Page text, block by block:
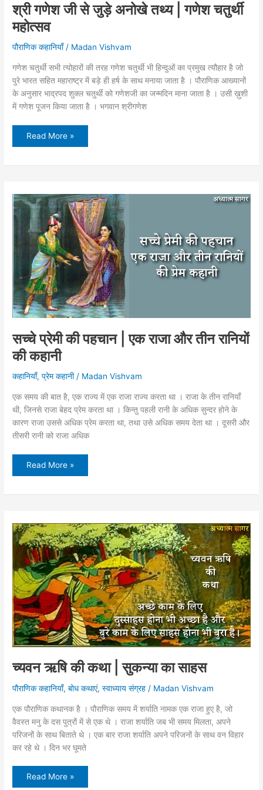
श्री गणेश जी से जुड़े अनोखे तथ्य | गणेश चतुर्थी
महोत्सव
पौराणिक कहानियाँ/ Madan Vishvam
गणेश चतुर्थी सभी त्योहारों की तरह गणेश चतुर्थी भी हिन्दुओं का प्रमुख त्यौहार है जो
पुरे भारत सहित महाराष्ट्र में बड़े ही हर्ष के साथ मनाया जाता है । पौराणिक आख्यानों
के अनुसार भाद्रपद शुक्ल चतुर्थी को गणेशजी का जन्मदिन माना जाता है । उसी ख़ुशी
में गणेश पूजन किया जाता है । भगवान श्रीगणेश
श्री
जुड़े
गणेश
चतुर्थी
महोत्सव
Read More »
सच्चे प्रेमी की पहचान | एक राजा और तीन रानियों
की कहानी
कहानियाँ,प्रेम कहानी/ Madan Vishvam
एक समय की बात है, एक राज्य में एक राजा राज्य करता था । राजा के तीन रानियाँ
थी, जिनसे राजा बेहद प्रेम करता था । किन्तु पहली रानी के अधिक सुन्दर होने के
कारण राजा उससे अधिक प्रेम करता था, तथा उसे अधिक समय देता था । दूसरी और
तीसरी रानी को राजा अधिक
सच्चे
प्रेमी
की
|
तीन
रानियों
की
कहानी
Read More »
च्यवन ऋषि की कथा | सुकन्या का साहस
पौराणिक कहानियाँ,बोध कथाएं,स्वाध्याय संग्रह / Madan Vishvam
एक पौराणिक कथानक है । पौराणिक समय में शर्याति नामक एक राजा हुए है, जो
वैवस्त मनु के दस पुत्रों में से एक थे । राजा शर्याति जब भी समय मिलता, अपने
परिजनों के साथ बिताते थे । एक बार राजा शर्याति अपने परिजनों के साथ वन विहार
कर रहे थे । दिन भर घूमते
च्यवन
Read More »